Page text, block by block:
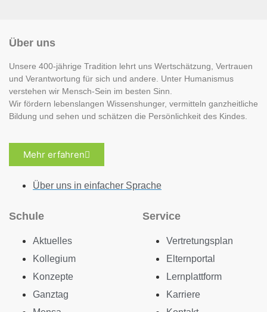
Über uns
Unsere 400-jährige Tradition lehrt uns Wertschätzung, Vertrauen
und Verantwortung für sich und andere. Unter Humanismus
verstehen wir Mensch-Sein im besten Sinn.
Wir fördern lebenslangen Wissenshunger, vermitteln ganzheitliche
Bildung und sehen und schätzen die Persönlichkeit des Kindes.
Mehr erfahren
Über uns in einfacher Sprache
Schule
Aktuelles
Kollegium
Konzepte
Ganztag
Service
Vertretungsplan
Elternportal
Lernplattform
Karriere